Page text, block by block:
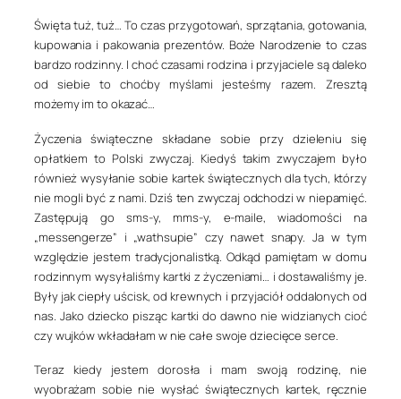
Święta tuż, tuż… To czas przygotowań, sprzątania, gotowania,
kupowania i pakowania prezentów. Boże Narodzenie to czas
bardzo rodzinny. I choć czasami rodzina i przyjaciele są daleko
od siebie to choćby myślami jesteśmy razem. Zresztą
możemy im to okazać…
Życzenia świąteczne składane sobie przy dzieleniu się
opłatkiem to Polski zwyczaj. Kiedyś takim zwyczajem było
również wysyłanie sobie kartek świątecznych dla tych, którzy
nie mogli być z nami. Dziś ten zwyczaj odchodzi w niepamięć.
Zastępują go sms-y, mms-y, e-maile, wiadomości na
„messengerze” i „wathsupie” czy nawet snapy. Ja w tym
względzie jestem tradycjonalistką. Odkąd pamiętam w domu
rodzinnym wysyłaliśmy kartki z życzeniami… i dostawaliśmy je.
Były jak ciepły uścisk, od krewnych i przyjaciół oddalonych od
nas. Jako dziecko pisząc kartki do dawno nie widzianych cioć
czy wujków wkładałam w nie całe swoje dziecięce serce.
Teraz kiedy jestem dorosła i mam swoją rodzinę, nie
wyobrażam sobie nie wysłać świątecznych kartek, ręcznie